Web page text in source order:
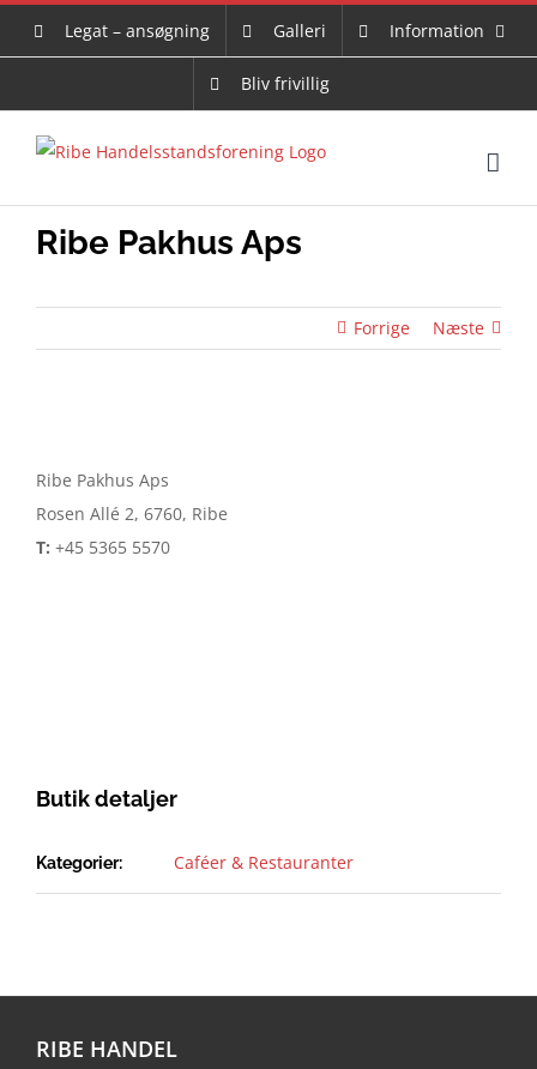
Legat – ansøgning Galleri Information
Bliv frivillig
Ribe Pakhus Aps
Forrige Næste
Ribe Pakhus Aps
Rosen Allé 2, 6760, Ribe
T: +45 5365 5570
Butik detaljer
Kategorier: Caféer & Restauranter
RIBE HANDEL